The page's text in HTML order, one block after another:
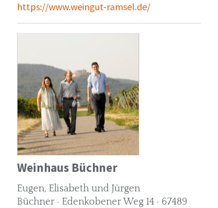
https://www.weingut-ramsel.de/
Weinhaus Büchner
Eugen, Elisabeth und Jürgen
Büchner · Edenkobener Weg 14 · 67489